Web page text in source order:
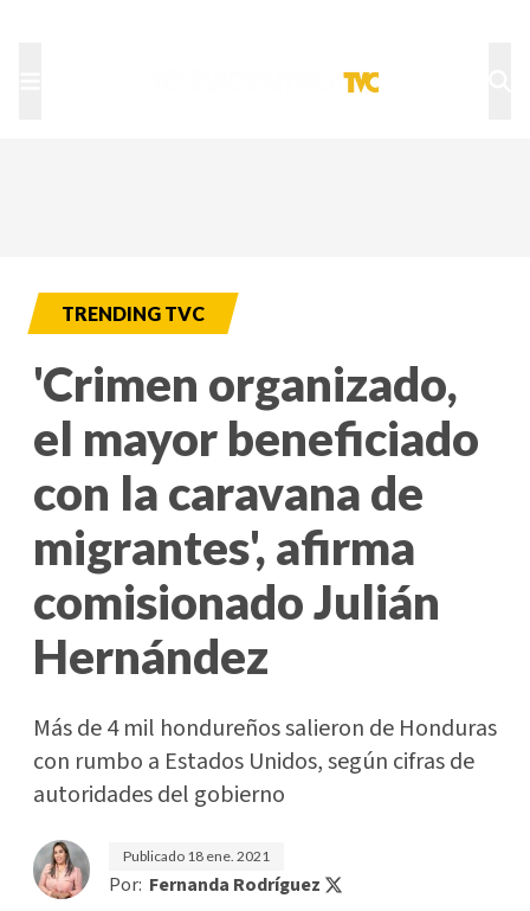
TRENDING TVC
'Crimen organizado,
el mayor beneficiado
con la caravana de
migrantes', afirma
comisionado Julián
Hernández
Más de 4 mil hondureños salieron de Honduras
con rumbo a Estados Unidos, según cifras de
autoridades del gobierno
Publicado 18 ene. 2021
Por: Fernanda Rodríguez